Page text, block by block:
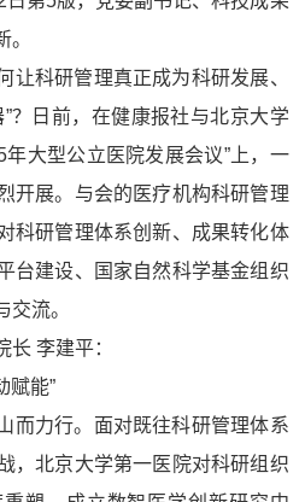
让科研管理真正成为科研发展、
？日前，在健康报社与北京大学
年大型公立医院发展会议”上，一
开展。与会的医疗机构科研管理
科研管理体系创新、成果转化体
台建设、国家自然科学基金组织
交流。
长 李建平：
赋能”
而力行。面对既往科研管理体系
，北京大学第一医院对科研组织